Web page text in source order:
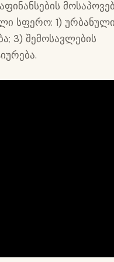
სფერო: 1) ურბანული
3) შემოსავლების